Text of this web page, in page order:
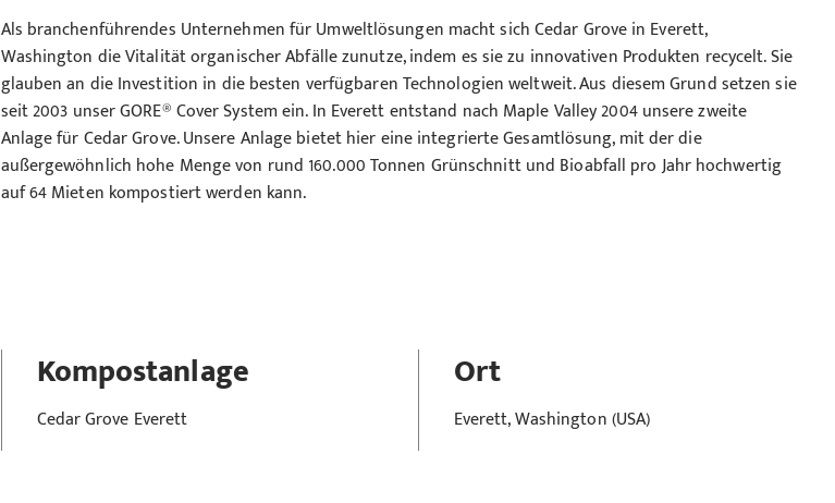
Als branchenführendes Unternehmen für Umweltlösungen macht sich Cedar Grove in Everett,
Washington die Vitalität organischer Abfälle zunutze, indem es sie zu innovativen Produkten recycelt. Sie
glauben an die Investition in die besten verfügbaren Technologien weltweit. Aus diesem Grund setzen sie
seit 2003 unser GORE® Cover System ein. In Everett entstand nach Maple Valley 2004 unsere zweite
Anlage für Cedar Grove. Unsere Anlage bietet hier eine integrierte Gesamtlösung, mit der die
außergewöhnlich hohe Menge von rund 160.000 Tonnen Grünschnitt und Bioabfall pro Jahr hochwertig
auf 64 Mieten kompostiert werden kann.
Kompostanlage
Cedar Grove Everett
Ort
Everett, Washington (USA)